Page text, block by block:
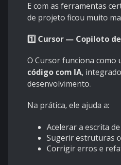
E com as ferramentas
de projeto ficou muito
1️⃣ Cursor — Copiloto
O Cursor funciona como
código com IA,
desenvolvimento.
Na prática, ele ajuda a:
Acelerar a escrita
Sugerir estruturas
Corrigir erros e